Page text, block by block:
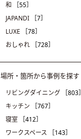
和
［55］
JAPANDI
［7］
LUXE
［78］
おしゃれ
［728］
場所・箇所から事例を探す
リビングダイニング
［803］
キッチン
［767］
寝室
［412］
ワークスペース
［143］